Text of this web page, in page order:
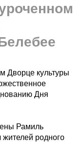
Дворце культуры
Дня
Рамиль
родного